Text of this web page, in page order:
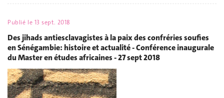
Publié le 13 sept. 2018
Des jihads antiesclavagistes à la paix des confréries soufies
en Sénégambie: histoire et actualité - Conférence inaugurale
du Master en études africaines - 27 sept 2018